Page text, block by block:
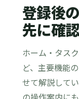
登録後
先に確
ホーム・タス
ど、主要機能
せて解説して